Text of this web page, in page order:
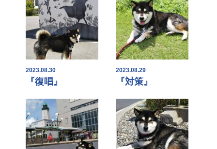
2023.08.30
『復唱』
2023.08.29
『対策』